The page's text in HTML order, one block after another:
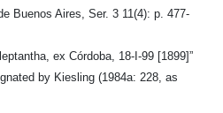
Buenos Aires, Ser. 3 11(4): p. 477-
ex Córdoba, 18-I-99 [1899]”
by Kiesling (1984a: 228, as